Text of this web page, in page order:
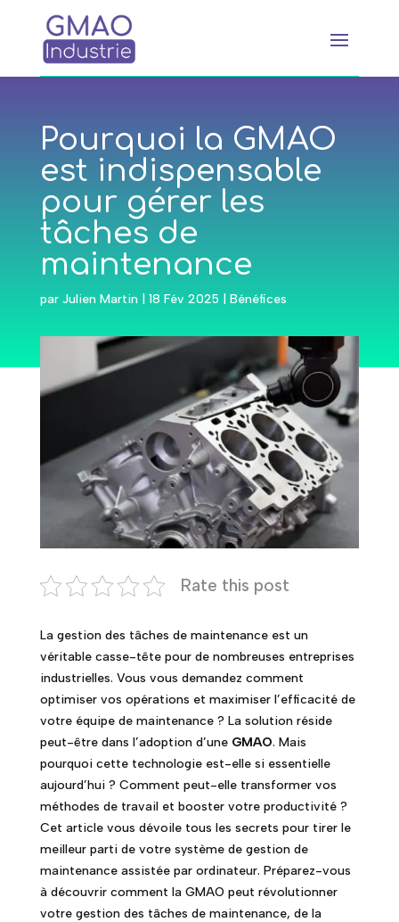
Pourquoi la GMAO
est indispensable
pour gérer les
tâches de
maintenance
par Julien Martin| 18 Fév 2025 Bénéfices
Rate this post
La gestion des tâches de maintenance est un
véritable casse-tête pour de nombreuses entreprises
industrielles. Vous vous demandez comment
optimiser vos opérations et maximiser l’efficacité de
votre équipe de maintenance ? La solution réside
peut-être dans l’adoption d’une GMAO. Mais
pourquoi cette technologie est-elle si essentielle
aujourd’hui ? Comment peut-elle transformer vos
méthodes de travail et booster votre productivité ?
Cet article vous dévoile tous les secrets pour tirer le
meilleur parti de votre système de gestion de
maintenance assistée par ordinateur. Préparez-vous
à découvrir comment la GMAO peut révolutionner
votre gestion des tâches de maintenance, de la